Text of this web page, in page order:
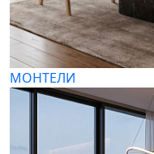
МОНТЕЛИ